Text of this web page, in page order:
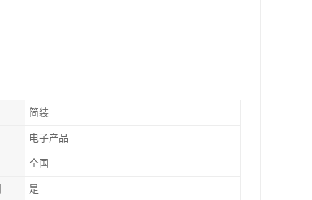
简装
电子产品
全国
是